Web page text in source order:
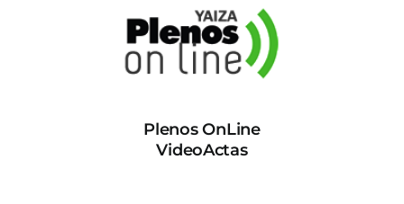
Plenos OnLine
VideoActas